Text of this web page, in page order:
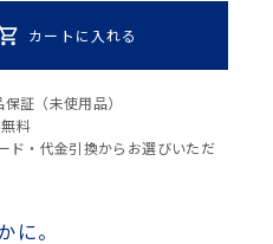
カートに入れる
証（未使用品）
料
・代金引換からお選びいただ
に。